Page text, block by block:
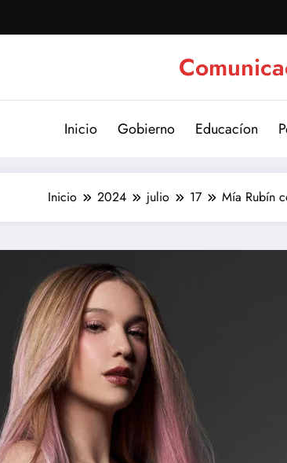
Inicio Gobierno Educacíon
Inicio 2024 julio 17 Mía Rubín